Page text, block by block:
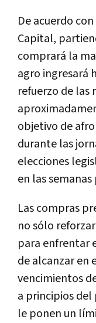
De acuerdo
Capital,
comprará la
agro ingresará
refuerzo de las
objetivo de
durante las
elecciones
en las
Las compras
no sólo
para enfrentar
de alcanzar en
vencimientos
a principios del
le ponen un